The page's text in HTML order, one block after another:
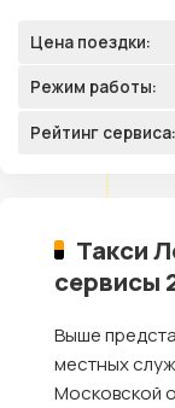
Цена поездки:
Режим работы:
Рейтинг сервиса:
Такси
сервисы
Выше
местных
Московской